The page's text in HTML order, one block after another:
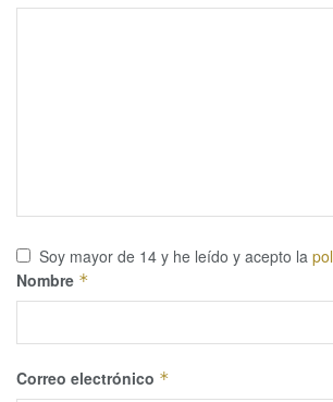
Soy mayor de 14 y he leído y acepto la
Nombre *
Correo electrónico *